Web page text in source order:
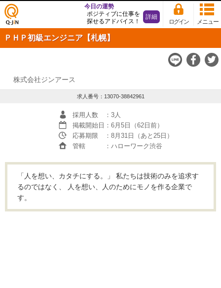
仕事
探し
の求
Q-JiN
メニュー
ログイン
今日の運勢
ポジティブに仕事を
探せるアドバイス！
詳細
ＰＨＰ初級エンジニア【札幌】
株式会社ジンアース
求人番号：13070-38842961
採用人数
：3人
掲載開始日 ：6月5日（62日前）
応募期限
：8月31日（あと25日）
管轄
：ハローワーク渋谷
「人を想い、カタチにする。」 私たちは技術のみを追求す
るのではなく、 人を想い、人のためにモノを作る企業で
す。